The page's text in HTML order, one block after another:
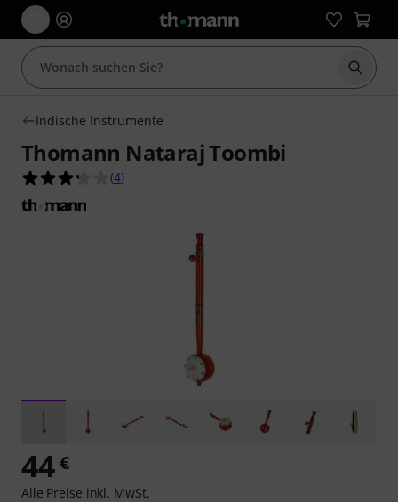
Suche
Indische Instrumente
Thomann Nataraj Toombi
3.3 von 5 Sternen aus 4 Kundenbewertungen
(4)
44€
Alle Preise inkl. MwSt.